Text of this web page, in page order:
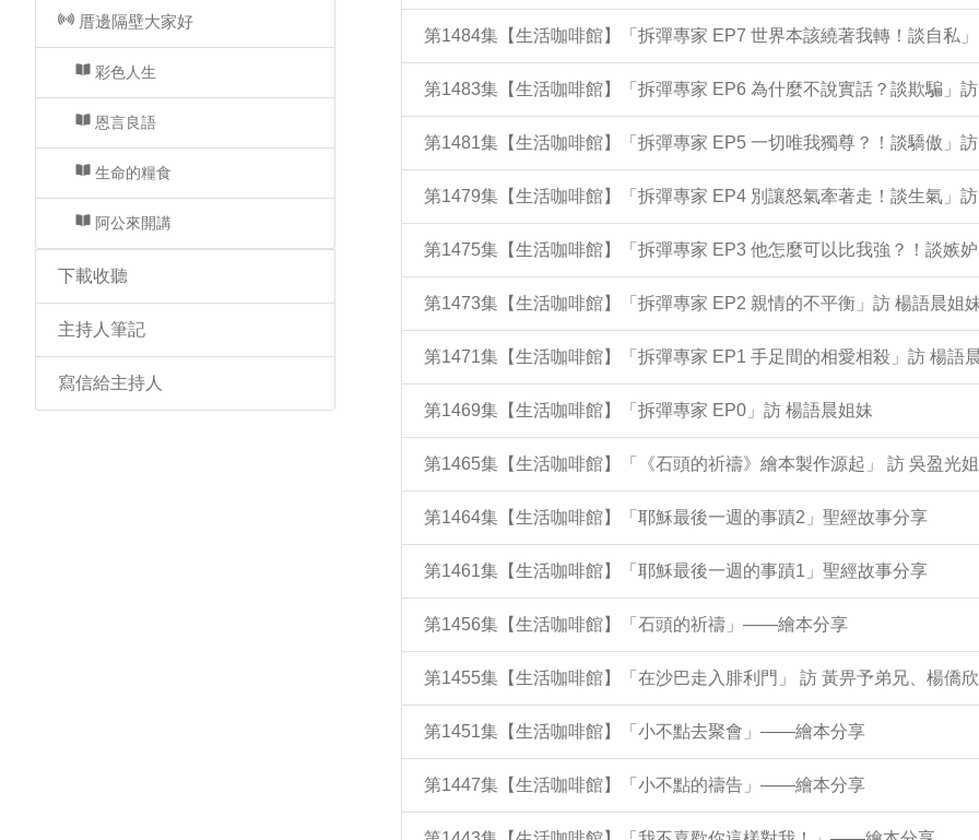
厝邊隔壁大家好
彩色人生
恩言良語
生命的糧食
阿公來開講
下載收聽
主持人筆記
寫信給主持人
第1484集【生活咖啡館】「拆彈專家 EP7 世界本該繞著我轉！談自私
第1483集【生活咖啡館】「拆彈專家 EP6 為什麼不說實話？談欺騙」
第1481集【生活咖啡館】「拆彈專家 EP5 一切唯我獨尊？！談驕傲」
第1479集【生活咖啡館】「拆彈專家 EP4 別讓怒氣牽著走！談生氣」
第1475集【生活咖啡館】「拆彈專家 EP3 他怎麼可以比我強？！談嫉
第1473集【生活咖啡館】「拆彈專家 EP2 親情的不平衡」訪 楊語晨姐
第1471集【生活咖啡館】「拆彈專家 EP1 手足間的相愛相殺」訪 楊語
第1469集【生活咖啡館】「拆彈專家 EP0」訪 楊語晨姐妹
第1465集【生活咖啡館】「《石頭的祈禱》繪本製作源起」 訪 吳盈光
第1464集【生活咖啡館】「耶穌最後一週的事蹟2」聖經故事分享
第1461集【生活咖啡館】「耶穌最後一週的事蹟1」聖經故事分享
第1456集【生活咖啡館】「石頭的祈禱」——繪本分享
第1455集【生活咖啡館】「在沙巴走入腓利門」 訪 黃畀予弟兄、楊僑
第1451集【生活咖啡館】「小不點去聚會」——繪本分享
第1447集【生活咖啡館】「小不點的禱告」——繪本分享